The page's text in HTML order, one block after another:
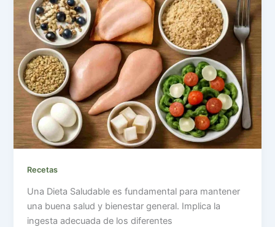
Recetas
Una Dieta Saludable es fundamental para mantener
una buena salud y bienestar general. Implica la
ingesta adecuada de los diferentes